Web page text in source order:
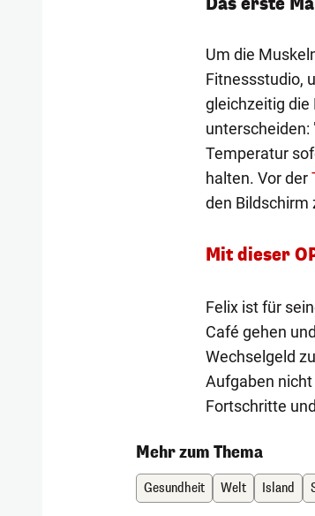
Um die
Fitnessstudio,
gleichzeitig die
unterscheiden:
Temperatur
halten. Vor der
den Bildschirm
Mit dieser
Felix ist für
Café gehen
Wechselgeld
Aufgaben
Fortschritte
Mehr zum Thema
Gesundheit Welt Island